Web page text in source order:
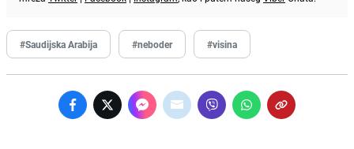
#Saudijska Arabija #neboder #visina